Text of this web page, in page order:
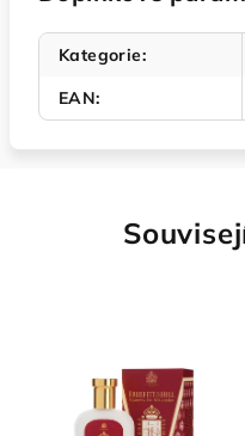
Kategorie:
EAN: